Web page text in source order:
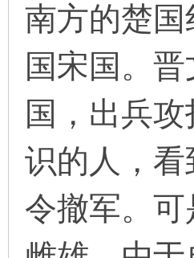
南方的楚
国宋国。
国，出兵
识的人，
令撤军。